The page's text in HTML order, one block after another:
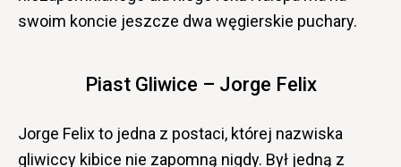
swoim koncie jeszcze dwa węgierskie puchary.
Piast Gliwice – Jorge Felix
Jorge Felix to jedna z postaci, której nazwiska
gliwiccy kibice nie zapomną nigdy. Był jedną z